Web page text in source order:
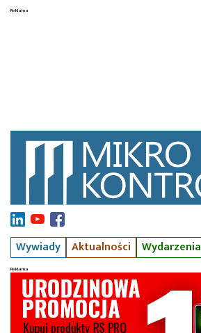
Wywiady Aktualności Wydarzenia